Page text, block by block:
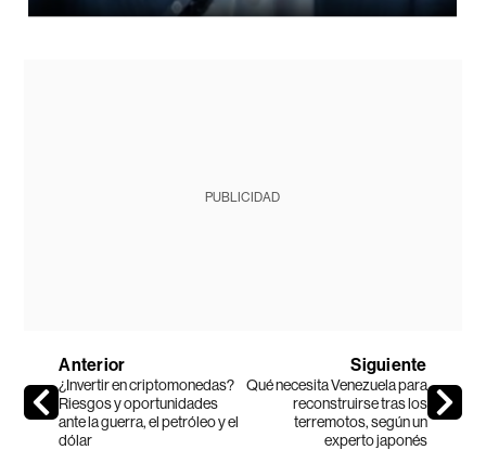
PUBLICIDAD
Anterior
¿Invertir en criptomonedas?
Riesgos y oportunidades
ante la guerra, el petróleo y el
dólar
Siguiente
Qué necesita Venezuela para
reconstruirse tras los
terremotos, según un
experto japonés